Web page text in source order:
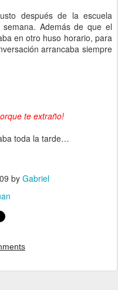
después de la escuela
Además de que el
en otro huso horario, para
arrancaba siempre
te extraño!
toda la tarde…
by Gabriel